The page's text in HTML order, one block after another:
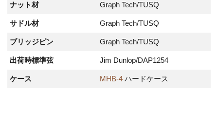
ナット材 Graph Tech/TUSQ
サドル材 Graph Tech/TUSQ
ブリッジピン Graph Tech/TUSQ
出荷時標準弦 Jim Dunlop/DAP1254
ケース MHB-4ハードケース